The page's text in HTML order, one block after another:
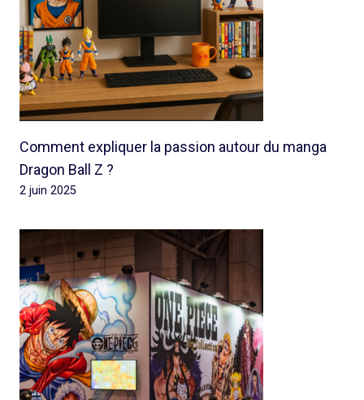
Comment expliquer la passion autour du manga
Dragon Ball Z ?
2 juin 2025